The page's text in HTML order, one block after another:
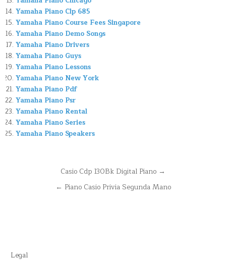
Yamaha Piano Clp 685
Yamaha Piano Course Fees Singapore
Yamaha Piano Demo Songs
Yamaha Piano Drivers
Yamaha Piano Guys
Yamaha Piano Lessons
Yamaha Piano New York
Yamaha Piano Pdf
Yamaha Piano Psr
Yamaha Piano Rental
Yamaha Piano Series
Yamaha Piano Speakers
NavegaciónCasio Cdp 130Bk Digital Piano →
← Piano Casio Privia Segunda Mano
Legal